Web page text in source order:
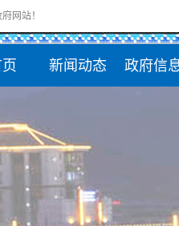
网站！
新闻动态 政府信